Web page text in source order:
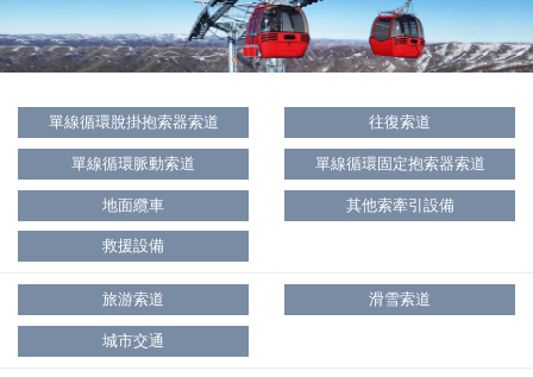
單線循環脫掛抱索器索道 往復索道
單線循環脈動索道 單線循環固定抱索器索道
地面纜車 其他索牽引設備
救援設備
旅游索道 滑雪索道
城市交通